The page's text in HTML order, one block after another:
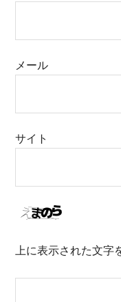
メール
サイト
上に表示された文字